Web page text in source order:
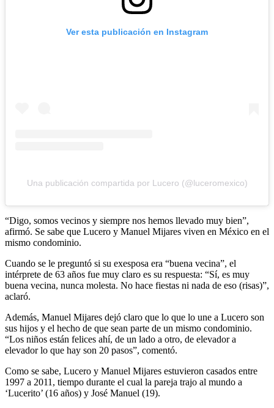
Ver esta publicación en Instagram
Una publicación compartida por Lucero (@luceromexico)
“Digo, somos vecinos y siempre nos hemos llevado muy bien”,
afirmó. Se sabe que Lucero y Manuel Mijares viven en México en el
mismo condominio.
Cuando se le preguntó si su exesposa era “buena vecina”, el
intérprete de 63 años fue muy claro es su respuesta: “Sí, es muy
buena vecina, nunca molesta. No hace fiestas ni nada de eso (risas)”,
aclaró.
Además, Manuel Mijares dejó claro que lo que lo une a Lucero son
sus hijos y el hecho de que sean parte de un mismo condominio.
“Los niños están felices ahí, de un lado a otro, de elevador a
elevador lo que hay son 20 pasos”, comentó.
Como se sabe, Lucero y Manuel Mijares estuvieron casados entre
1997 a 2011, tiempo durante el cual la pareja trajo al mundo a
‘Lucerito’ (16 años) y José Manuel (19).